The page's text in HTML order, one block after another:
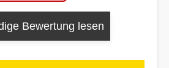
Bewertung lesen